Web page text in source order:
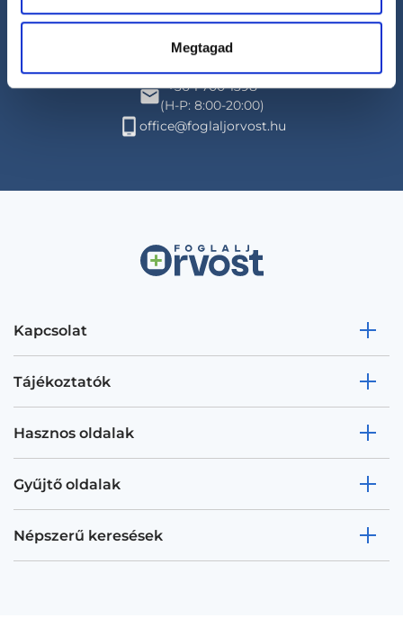
Megtagad
Segíthetünk?
+36 1 700-1398
(H-P: 8:00-20:00)
office@foglaljorvost.hu
Kapcsolat
Tájékoztatók
Hasznos oldalak
Gyűjtő oldalak
Népszerű keresések